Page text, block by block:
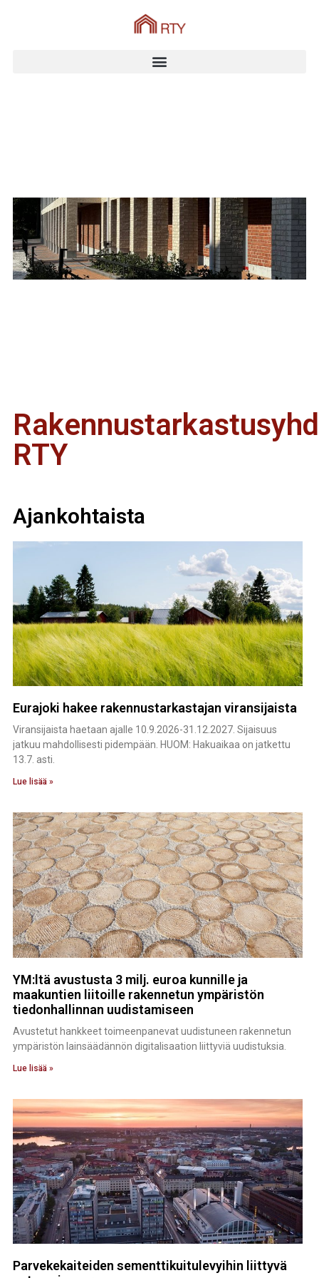
RTY
Ajankohtaista
Eurajoki hakee rakennustarkastajan viransijaista
Viransijaista haetaan ajalle 10.9.2026-31.12.2027. Sijaisuus
jatkuu mahdollisesti pidempään. HUOM: Hakuaikaa on jatkettu
13.7. asti.
Lue lisää »
YM:ltä avustusta 3 milj. euroa kunnille ja
maakuntien liitoille rakennetun ympäristön
tiedonhallinnan uudistamiseen
Avustetut hankkeet toimeenpanevat uudistuneen rakennetun
ympäristön lainsäädännön digitalisaation liittyviä uudistuksia.
Lue lisää »
Parvekekaiteiden sementtikuitulevyihin liittyvä